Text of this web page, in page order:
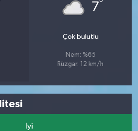
7°
Çok bulutlu
Nem: %65
Rüzgar: 12 km/h
İyi